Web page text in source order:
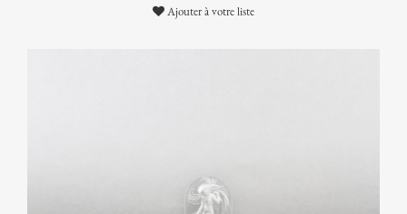
Ajouter à votre liste